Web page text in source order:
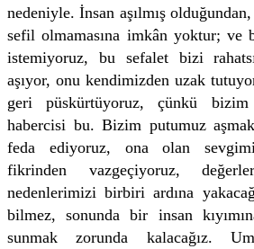
nedeniyle. İnsan aşılmış
sefil olmamasına imkân yoktur; ve
istemiyoruz, bu sefalet bizi
aşıyor, onu kendimizden uzak
geri püskürtüyoruz, çünkü bizim
habercisi bu. Bizim putumuz
feda ediyoruz, ona olan
fikrinden vazgeçiyoruz,
nedenlerimizi birbiri ardına
bilmez, sonunda bir insan
sunmak zorunda kalacağız.